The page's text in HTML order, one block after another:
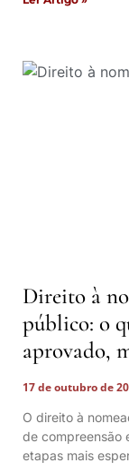
Direito à
público: o
aprovado,
17 de outubro de
O direito à
de compreensão
etapas mais